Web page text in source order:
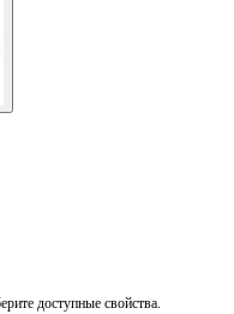
доступные свойства.